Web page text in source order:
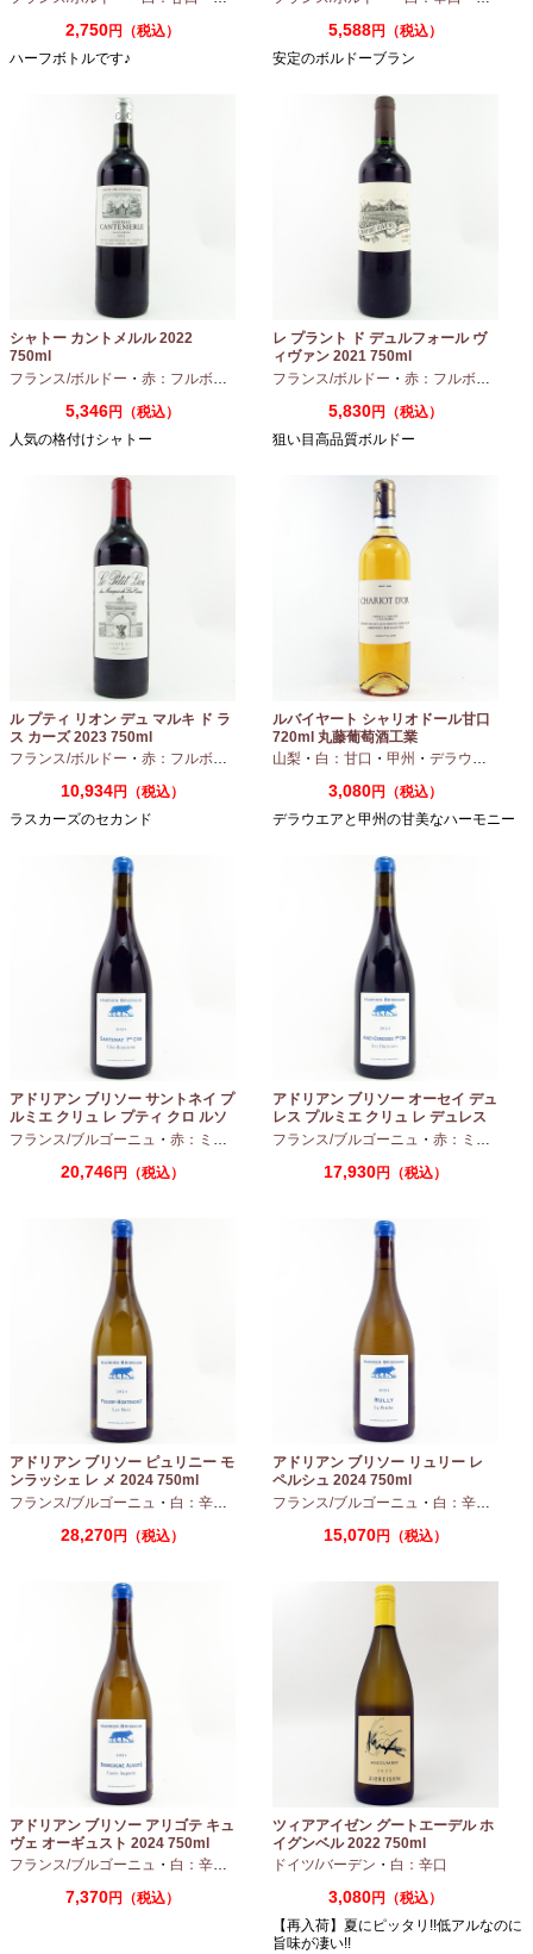
2,750円（税込）
ハーフボトルです♪
5,588円（税込）
安定のボルドーブラン
シャトー カントメルル 2022
750ml
フランス/ボルドー ・ 赤：フルボディ カベルネ・カベルネフラン ・プティヴェル
5,346円（税込）
人気の格付けシャトー
レ プラント ド デュルフォール ヴ
ィヴァン 2021 750ml
フランス/ボルドー ・ 赤：フルボディ
5,830円（税込）
狙い目高品質ボルドー
ル プティ リオン デュ マルキ ド ラ
ス カーズ 2023 750ml
フランス/ボルドー ・ 赤：フルボディ
10,934円（税込）
ラスカーズのセカンド
ルバイヤート シャリオドール甘口
720ml 丸藤葡萄酒工業
山梨 ・ 白：甘口 ・ 甲州 ・ デラウエア
3,080円（税込）
デラウエアと甲州の甘美なハーモニー
アドリアン ブリソー サントネイ プ
ルミエ クリュ レ プティ クロ ルソ
ー 2024 750ml
フランス/ブルゴーニュ ・ 赤：ミディアムボディ ・ピノノワール
20,746円（税込）
アドリアン ブリソー オーセイ デュ
レス プルミエ クリュ レ デュレス
2024 750ml
フランス/ブルゴーニュ ・ 赤：ミディアムボディ
17,930円（税込）
アドリアン ブリソー ピュリニー モ
ンラッシェ レ メ 2024 750ml
フランス/ブルゴーニュ ・ 白：辛口 シャルドネ
28,270円（税込）
アドリアン ブリソー リュリー レ
ペルシュ 2024 750ml
フランス/ブルゴーニュ ・ 白：辛口
15,070円（税込）
アドリアン ブリソー アリゴテ キュ
ヴェ オーギュスト 2024 750ml
フランス/ブルゴーニュ ・ 白：辛口 アリゴテ
7,370円（税込）
ツィアアイゼン グートエーデル ホ
イグンベル 2022 750ml
ドイツ/バーデン ・ 白：辛口
3,080円（税込）
【再入荷】夏にピッタリ!!低アルなのに
旨味が凄い!!